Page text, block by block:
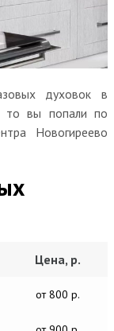
духовок в
то вы попали по
Новогиреево
Цена, р.
от 800 р.